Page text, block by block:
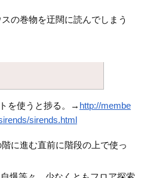
の巻物を迂闊に読んでしまう
を使うと捗る。→ http://membe
sirends.html
に進む直前に階段の上で使っ